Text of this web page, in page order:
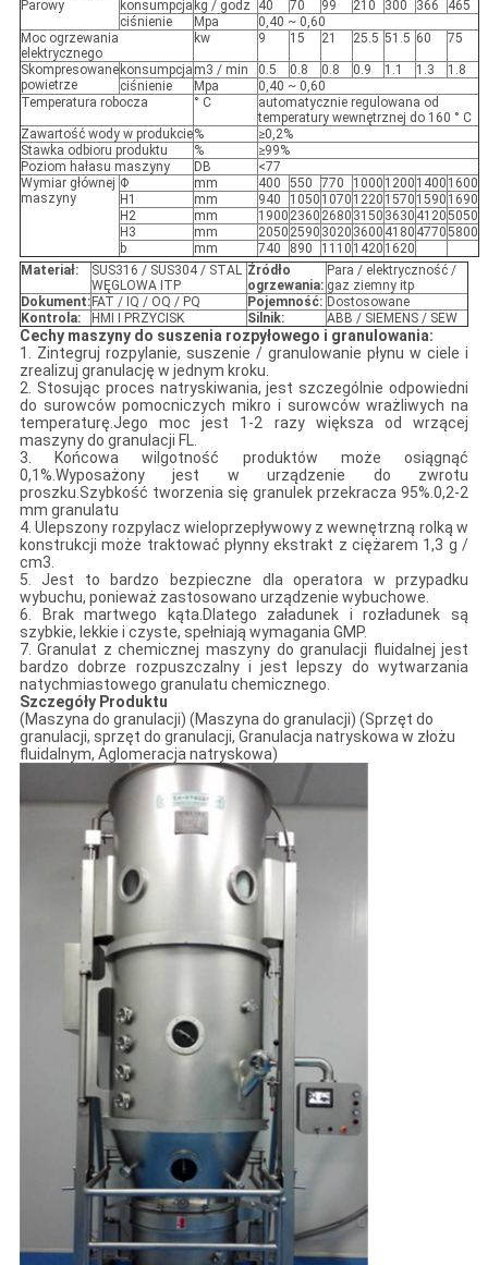
Parowy konsumpcja kg / godz 40 70 99 210 300 366
465
ciśnienie
Mpa
0,40 ~ 0,60
Moc ogrzewania
elektrycznego
kw 9 15 21 25.5 51.5 60 75
Skompresowane
powietrze
konsumpcja m3 / min 0.5 0.8 0.8 0.9 1.1 1.3
1.8
ciśnienie
Mpa
0,40 ~ 0,60
Temperatura robocza
° C
automatycznie regulowana od
temperatury wewnętrznej do 160 ° C
Zawartość wody w produkcie%
≥0,2%
Stawka odbioru produktu
%
≥99%
Poziom hałasu maszyny
DB
<77
Wymiar głównej
maszyny
Φ mm 400 550 770 1000 1200 1400 1600
H1
mm 940 1050 1070 1220 1570 1590 1690
H2
mm 1900 2360 2680 3150 3630 41205050
H3
mm 2050 2590 3020 3600 4180 47705800
b
mm 740 890 1110 1420 1620
Materiał:
SUS316 / SUS304 / STAL
WĘGLOWA ITP
Źródło
ogrzewania:
Para / elektryczność /
gaz ziemny itp
Dokument: FAT / IQ / OQ / PQ Pojemność: Dostosowane
Kontrola:
HMI I PRZYCISK Silnik: ABB / SIEMENS / SEW
Cechy maszyny do suszenia rozpyłowego i granulowania:
1. Zintegruj rozpylanie, suszenie / granulowanie płynu w ciele i
zrealizuj granulację w jednym kroku.
2. Stosując proces natryskiwania, jest szczególnie odpowiedni
do surowców pomocniczych mikro i surowców wrażliwych na
temperaturę.Jego moc jest 1-2 razy większa od wrzącej
maszyny do granulacji FL.
3. Końcowa wilgotność produktów może osiągnąć
0,1%.Wyposażony jest w urządzenie do zwrotu
proszku.Szybkość tworzenia się granulek przekracza 95%.0,2-2
mm granulatu
4. Ulepszony rozpylacz wieloprzepływowy z wewnętrzną rolką w
konstrukcji może traktować płynny ekstrakt z ciężarem 1,3 g /
cm3.
5. Jest to bardzo bezpieczne dla operatora w przypadku
wybuchu, ponieważ zastosowano urządzenie wybuchowe.
6. Brak martwego kąta.Dlatego załadunek i rozładunek są
szybkie, lekkie i czyste, spełniają wymagania GMP.
7. Granulat z chemicznej maszyny do granulacji fluidalnej jest
bardzo dobrze rozpuszczalny i jest lepszy do wytwarzania
natychmiastowego granulatu chemicznego.
Szczegóły Produktu
(Maszyna do granulacji) (Maszyna do granulacji) (Sprzęt do
granulacji, sprzęt do granulacji, Granulacja natryskowa w złożu
fluidalnym, Aglomeracja natryskowa)